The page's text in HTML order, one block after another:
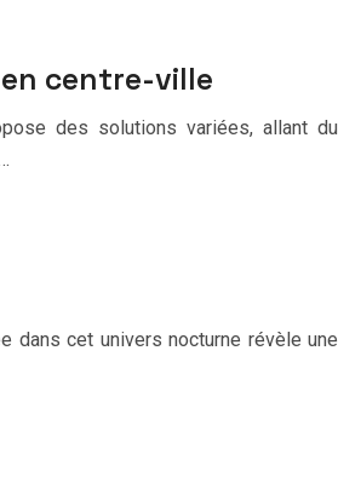
centre-ville
des solutions variées, allant du
dans cet univers nocturne révèle une